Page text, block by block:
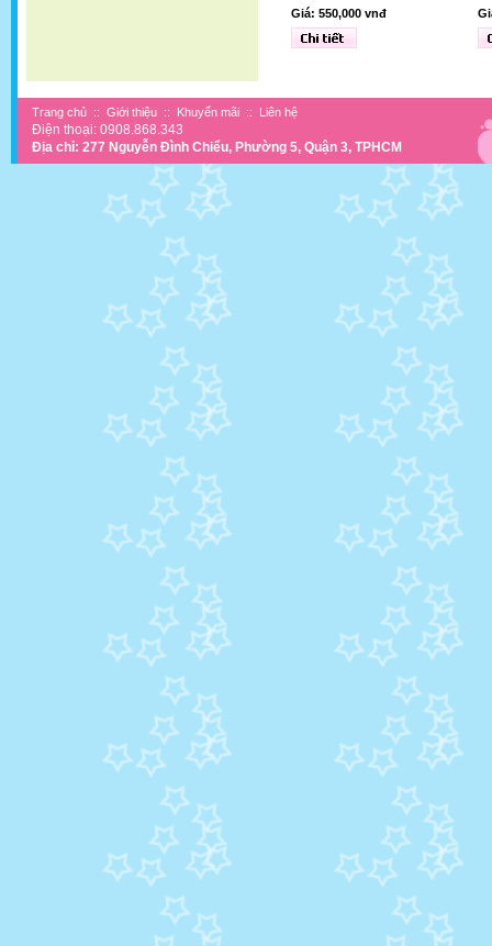
Giá: 550,000 vnđ
Trang chủ :: Giới thiệu :: Khuyến mãi :: Liên hệ
Điện thoại: 0908.868.343
Địa chỉ: 277 Nguyễn Đình Chiểu, Phường 5, Quận 3, TPHCM